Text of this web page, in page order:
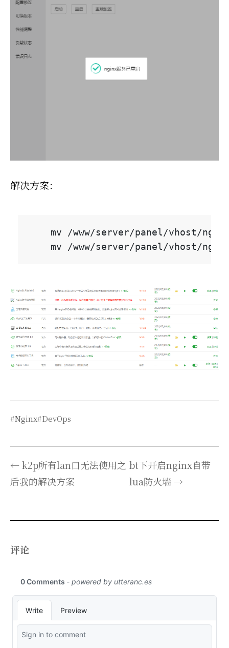
解决方案：
mv /www/server/panel/vhost/
#Nginx#DevOps
← k2p所有lan口无法使用之
后我的解决方案
bt下开启nginx自带
lua防火墙 →
评论